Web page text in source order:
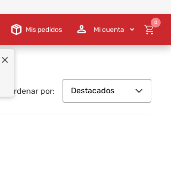
Mis pedidos Mi cuenta
0
Ordenar por: Destacados